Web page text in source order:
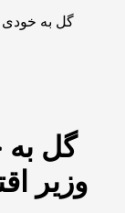
گل به خودی
گل
وزیر